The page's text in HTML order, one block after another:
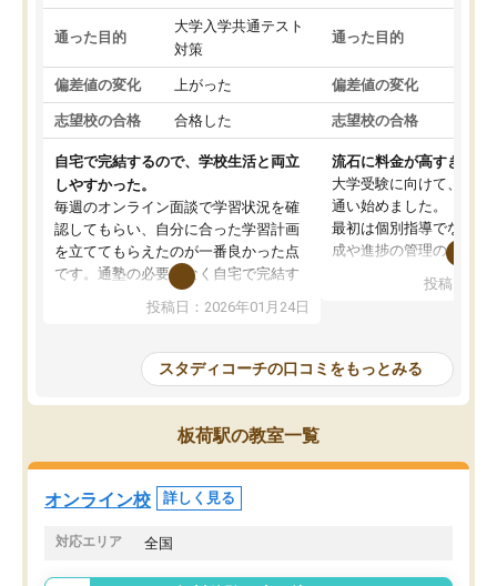
通った目的
大学入学共通テスト
対策
偏差値の変化 上がった
志望校の合格 合格した
自宅で完結するので、学校生活と両立
しやすかった。
毎週のオンライン面談で学習状況を確
認してもらい、自分に合った学習計画
を立ててもらえたのが一番良かった点
です。通塾の必要がなく自宅で完結す
たです。コーチが現役大学生で相談し
安も気軽に話せました。勉強習慣が身
についたと感じています。また、チャ
ットで質問できるのも便利でした。一
人では迷いがちだった受験勉強を、最
だと思います。
投稿日：2026年01月24日
通った目的
偏差値の変化
志望校の合格
流石に料金が高すぎる
大学受験に向けて、高2
通い始めました。
最初は個別指導でなく、
成や進捗の管理のみのコ
じ個別指導コースに変更
性が良くなかったです。
モチベーションが上がら
にやめてしまいました。
の方の予定が空いていな
投稿日：
スタディコーチの口コミをもっとみる
板荷駅の教室一覧
オンライン校 詳しく見る
対応エリア 全国